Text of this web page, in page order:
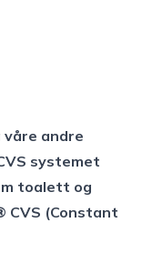
andre
systemet
toalett og
CVS (Constant